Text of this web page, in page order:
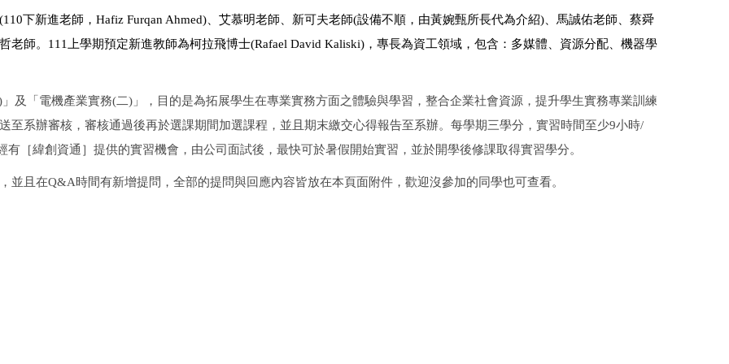
下新進老師，Hafiz Furqan Ahmed)、艾慕明老師、新可夫老師(設備不順，由黃婉甄所長代為介紹)、馬誠佑老師、蔡舜
老師。111上學期預定新進教師為柯拉飛博士(Rafael David Kaliski)，專長為資工領域，包含：多媒體、資源分配、機器學
及「電機產業實務(二)」，目的是為拓展學生在專業實務方面之體驗與學習，整合企業社會資源，提升學生實務專業訓練
至系辦審核，審核通過後再於選課期間加選課程，並且期末繳交心得報告至系辦。每學期三學分，實習時間至少9小時/
［緯創資通］提供的實習機會，由公司面試後，最快可於暑假開始實習，並於開學後修課取得實習學分。
並且在Q&A時間有新增提問，全部的提問與回應內容皆放在本頁面附件，歡迎沒參加的同學也可查看。